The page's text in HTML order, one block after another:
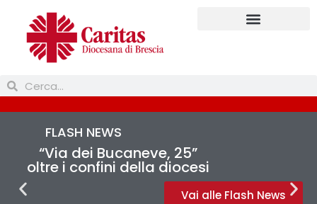
FLASH NEWS
“Via dei Bucaneve, 25”
oltre i confini della diocesi
Vai alle Flash News